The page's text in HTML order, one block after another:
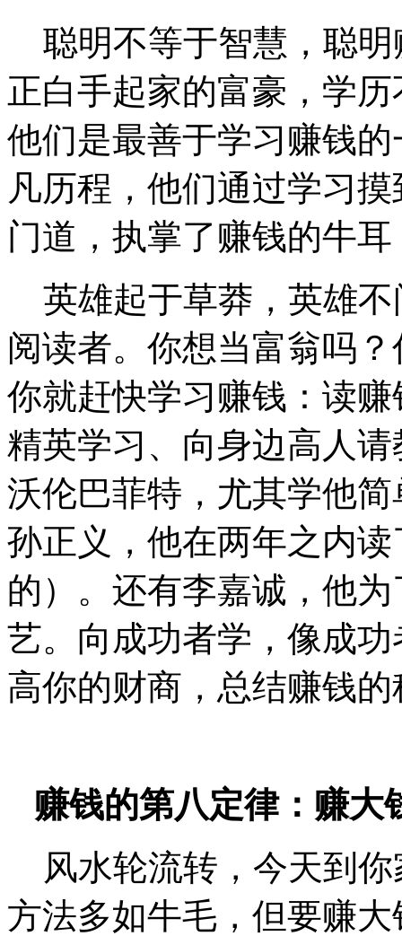
聪明不等于智慧，聪明
正白手起家的富豪，学
他们是最善于学习赚钱
凡历程，他们通过学习
门道，执掌了赚钱的牛
英雄起于草莽，英雄不
阅读者。你想当富翁吗
你就赶快学习赚钱：读
精英学习、向身边高人
沃伦巴菲特，尤其学他
孙正义，他在两年之内
的）。还有李嘉诚，他
艺。向成功者学，像成
高你的财商，总结赚钱
赚钱的第八定律：赚大
风水轮流转，今天到你
方法多如牛毛，但要赚